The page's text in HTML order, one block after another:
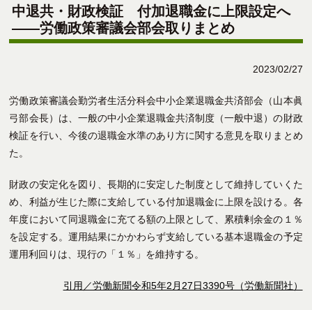
中退共・財政検証 付加退職金に上限設定へ
――労働政策審議会部会取りまとめ
2023/02/27
労働政策審議会勤労者生活分科会中小企業退職金共済部会（山本眞
弓部会長）は、一般の中小企業退職金共済制度（一般中退）の財政
検証を行い、今後の退職金水準のあり方に関する意見を取りまとめ
た。
財政の安定化を図り、長期的に安定した制度として維持していくた
め、利益が生じた際に支給している付加退職金に上限を設ける。各
年度において同退職金に充てる額の上限として、累積剰余金の１％
を設定する。運用結果にかかわらず支給している基本退職金の予定
運用利回りは、現行の「１％」を維持する。
引用／労働新聞令和5年2月27日3390号（労働新聞社）